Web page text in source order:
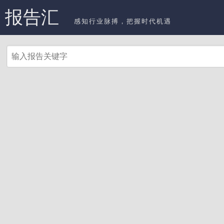
报告汇 感知行业脉搏，把握时代机遇